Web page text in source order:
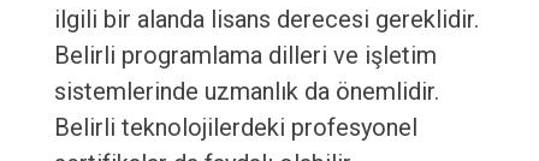
ilgili bir alanda lisans derecesi gereklidir.
Belirli programlama dilleri ve işletim
sistemlerinde uzmanlık da önemlidir.
Belirli teknolojilerdeki profesyonel